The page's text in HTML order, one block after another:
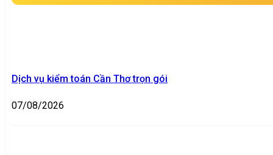
Dịch vụ kiểm toán Cần Thơ trọn gói
07/08/2026